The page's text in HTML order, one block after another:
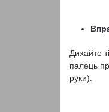
Дихайте
палець
руки).